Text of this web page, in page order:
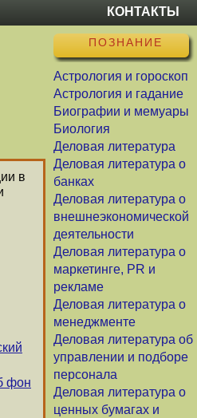
КОНТАКТЫ
ПОЗНАНИЕ
Астрология и гороскоп
Астрология и гадание
Биографии и мемуары
Биология
Деловая литература
Деловая литература о
банках
Деловая литература о
внешнеэкономической
деятельности
Деловая литература о
маркетинге, PR и
рекламе
Деловая литература о
менеджменте
Деловая литература об
управлении и подборе
персонала
Деловая литература о
ценных бумагах и
в
фон